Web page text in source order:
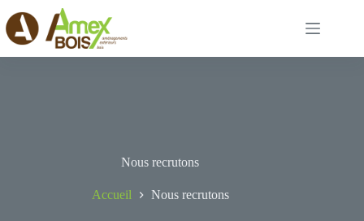
au
contenu
Nous recrutons
Accueil Nous recrutons